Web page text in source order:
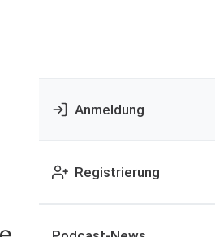
Anmeldung
Registrierung